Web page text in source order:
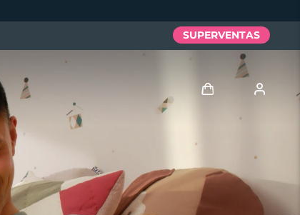
SUPERVENTAS
Perfil de usuario
Mis dispositivos